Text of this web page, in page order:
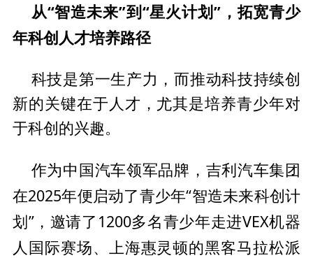
从“智造未来”到“星火计划”，拓宽青少
年科创人才培养路径
科技是第一生产力，而推动科技持续创
新的关键在于人才，尤其是培养青少年对
于科创的兴趣。
作为中国汽车领军品牌，吉利汽车集团
在2025年便启动了青少年“智造未来科创计
划”，邀请了1200多名青少年走进VEX机器
人国际赛场、上海惠灵顿的黑客马拉松派